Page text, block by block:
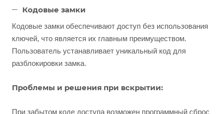
Кодовые замки
Кодовые замки обеспечивают доступ без использования
ключей, что является их главным преимуществом.
Пользователь устанавливает уникальный код для
разблокировки замка.
Проблемы и решения при вскрытии:
При забытом коде доступа возможен программный сброс